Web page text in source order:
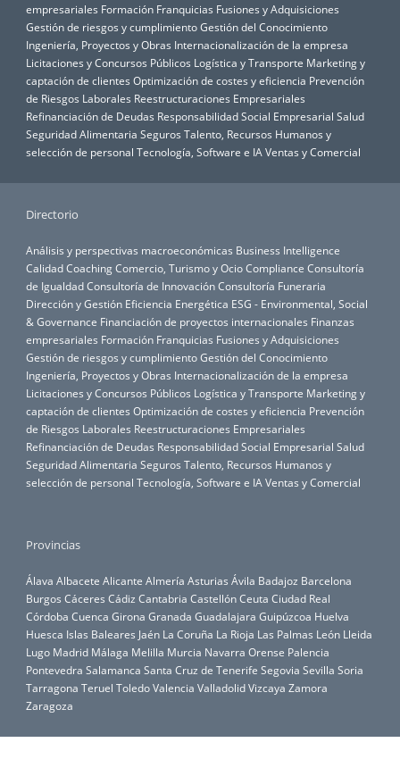
empresariales Formación Franquicias Fusiones y Adquisiciones
Gestión de riesgos y cumplimientoGestión del Conocimiento
Ingeniería, Proyectos y Obras Internacionalización de la empresa
Licitaciones y Concursos Públicos Logística y Transporte Marketing y
captación de clientes Optimización de costes y eficiencia Prevención
de Riesgos Laborales Reestructuraciones Empresariales
Refinanciación de Deudas Responsabilidad Social Empresarial Salud
Seguridad Alimentaria Seguros Talento, Recursos Humanos y
selección de personal Tecnología, Software e IAVentas y Comercial
Directorio
Análisis y perspectivas macroeconómicas Business Intelligence
CalidadCoachingComercio, Turismo y OcioCompliance Consultoría
de IgualdadConsultoría de InnovaciónConsultoría Funeraria
Dirección y Gestión Eficiencia Energética ESG - Environmental, Social
& Governance Financiación de proyectos internacionales Finanzas
empresariales Formación Franquicias Fusiones y Adquisiciones
Gestión de riesgos y cumplimientoGestión del Conocimiento
Ingeniería, Proyectos y Obras Internacionalización de la empresa
Licitaciones y Concursos Públicos Logística y Transporte Marketing y
captación de clientes Optimización de costes y eficiencia Prevención
de Riesgos Laborales Reestructuraciones Empresariales
Refinanciación de Deudas Responsabilidad Social Empresarial Salud
Seguridad Alimentaria Seguros Talento, Recursos Humanos y
selección de personal Tecnología, Software e IAVentas y Comercial
Provincias
Álava Albacete Alicante Almería Asturias Ávila Badajoz Barcelona
Burgos Cáceres Cádiz Cantabria CastellónCeuta Ciudad Real
Córdoba Cuenca Girona Granada Guadalajara Guipúzcoa Huelva
Huesca Islas Baleares Jaén La Coruña La Rioja Las Palmas León Lleida
Lugo Madrid Málaga Melilla Murcia Navarra Orense Palencia
Pontevedra Salamanca Santa Cruz de Tenerife Segovia Sevilla Soria
Tarragona Teruel ToledoValencia ValladolidVizcaya Zamora
Zaragoza